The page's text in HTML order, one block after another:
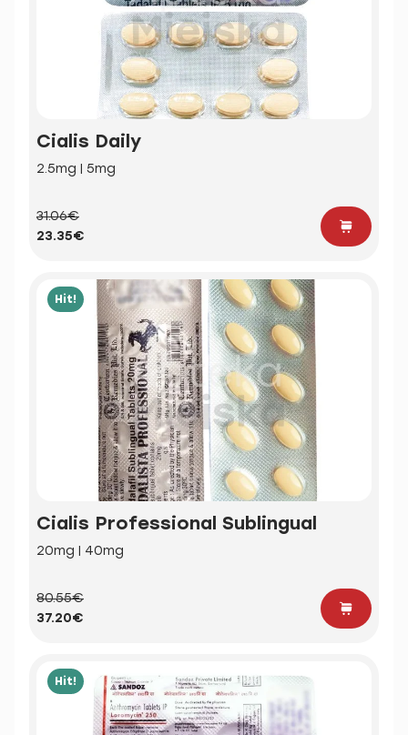
Cialis Daily
2.5mg | 5mg
31.06€
23.35€
Hit!
Cialis Professional Sublingual
20mg | 40mg
80.55€
37.20€
Hit!